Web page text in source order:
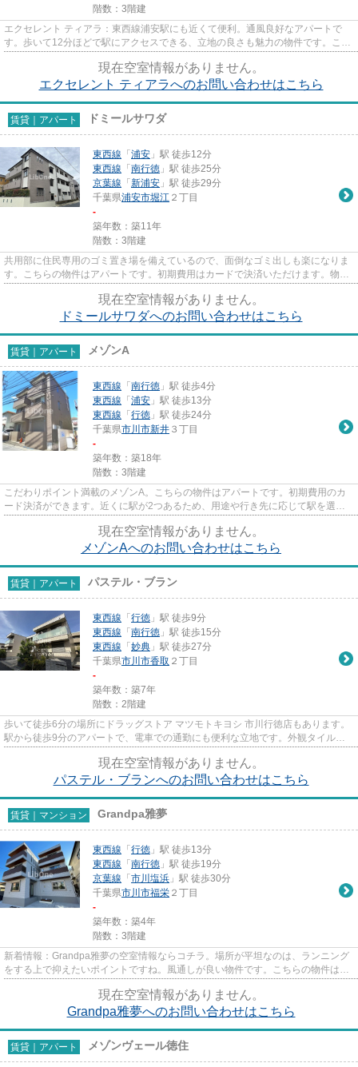
階数：3階建
エクセレント ティアラ：東西線浦安駅にも近くて便利。通風良好なアパートで
す。歩いて12分ほどで駅にアクセスできる、立地の良さも魅力の物件です。こち
現在空室情報がありません。
エクセレント ティアラへのお問い合わせはこちら
賃貸｜アパート ドミールサワダ
東西線 「 浦安 」駅 徒歩12分
東西線 「 南行徳 」駅 徒歩25分
京葉線 「 新浦安 」駅 徒歩29分
千葉県浦安市堀江 ２丁目
-
築年数：築11年
階数：3階建
共用部に住民専用のゴミ置き場を備えているので、面倒なゴミ出しも楽になりま
す。こちらの物件はアパートです。初期費用はカードで決済いただけます。物件
現在空室情報がありません。
ドミールサワダへのお問い合わせはこちら
賃貸｜アパート メゾンA
東西線 「 南行徳 」駅 徒歩4分
東西線 「 浦安 」駅 徒歩13分
東西線 「 行徳 」駅 徒歩24分
千葉県市川市新井 ３丁目
-
築年数：築18年
階数：3階建
こだわりポイント満載のメゾンA。こちらの物件はアパートです。初期費用のカ
ード決済ができます。近くに駅が2つあるため、用途や行き先に応じて駅を選べ
現在空室情報がありません。
メゾンAへのお問い合わせはこちら
賃貸｜アパート パステル・ブラン
東西線 「 行徳 」駅 徒歩9分
東西線 「 南行徳 」駅 徒歩15分
東西線 「 妙典 」駅 徒歩27分
千葉県市川市香取 ２丁目
-
築年数：築7年
階数：2階建
歩いて徒歩6分の場所にドラッグストア マツモトキヨシ 市川行徳店もあります。
駅から徒歩9分のアパートで、電車での通勤にも便利な立地です。外観タイル張
現在空室情報がありません。
パステル・ブランへのお問い合わせはこちら
賃貸｜マンション Grandpa雅夢
東西線 「 行徳 」駅 徒歩13分
東西線 「 南行徳 」駅 徒歩19分
京葉線 「 市川塩浜 」駅 徒歩30分
千葉県市川市福栄 ２丁目
-
築年数：築4年
階数：3階建
新着情報：Grandpa雅夢の空室情報ならコチラ。場所が平坦なのは、ランニング
をする上で抑えたいポイントですね。風通しが良い物件です。こちらの物件はマ
現在空室情報がありません。
Grandpa雅夢へのお問い合わせはこちら
賃貸｜アパート メゾンヴェール徳住